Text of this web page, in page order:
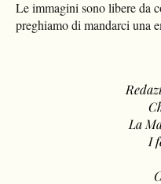
Le immagini sono libere da
preghiamo di mandarci una
La
I